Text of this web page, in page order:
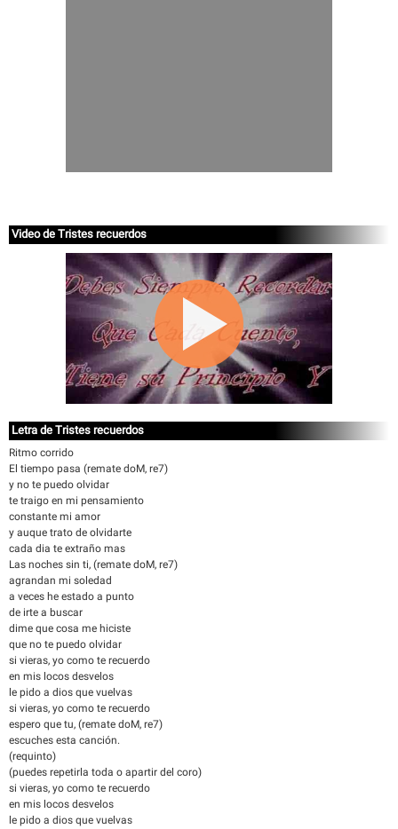
Video de Tristes recuerdos
Letra de Tristes recuerdos
Ritmo corrido
El tiempo pasa (remate doM, re7)
y no te puedo olvidar
te traigo en mi pensamiento
constante mi amor
y auque trato de olvidarte
cada dia te extraño mas
Las noches sin ti, (remate doM, re7)
agrandan mi soledad
a veces he estado a punto
de irte a buscar
dime que cosa me hiciste
que no te puedo olvidar
si vieras, yo como te recuerdo
en mis locos desvelos
le pido a dios que vuelvas
si vieras, yo como te recuerdo
espero que tu, (remate doM, re7)
escuches esta canción.
(requinto)
(puedes repetirla toda o apartir del coro)
si vieras, yo como te recuerdo
en mis locos desvelos
le pido a dios que vuelvas